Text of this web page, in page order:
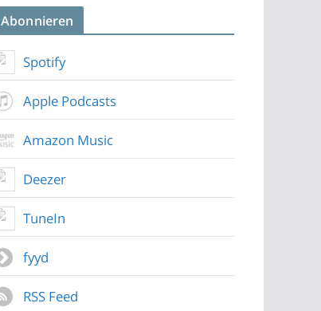
Abonnieren
Spotify
Apple Podcasts
Amazon Music
Deezer
TuneIn
fyyd
RSS Feed